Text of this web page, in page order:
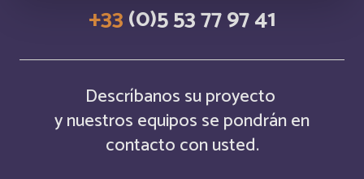
+33(0)5 53 77 97 41
Descríbanos su proyecto
y nuestros equipos se pondrán en
contacto con usted.
Armenia
Aruba Français